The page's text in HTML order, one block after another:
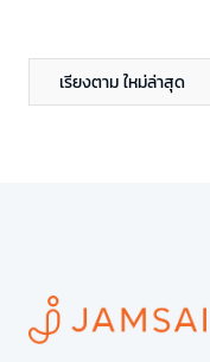
เรียงตาม ใหม่ล่าสุด